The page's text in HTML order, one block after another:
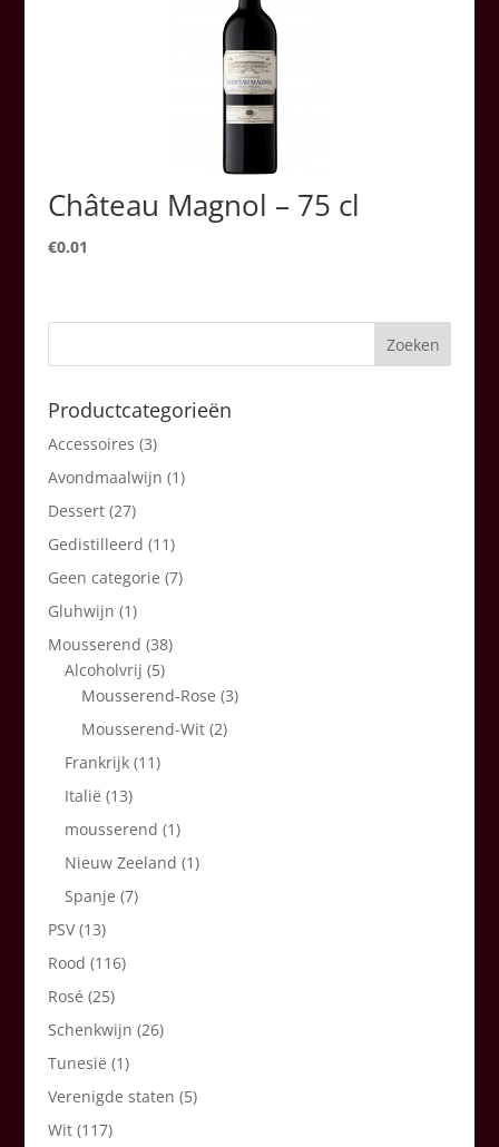
Château Magnol – 75 cl
€0.01
Productcategorieën
Accessoires (3)
Avondmaalwijn (1)
Dessert (27)
Gedistilleerd (11)
Geen categorie (7)
Gluhwijn (1)
Mousserend (38)
Alcoholvrij (5)
Mousserend-Rose (3)
Mousserend-Wit (2)
Frankrijk (11)
Italië (13)
mousserend (1)
Nieuw Zeeland (1)
Spanje (7)
PSV (13)
Rood (116)
Rosé (25)
Schenkwijn (26)
Tunesië (1)
Verenigde staten (5)
Wit (117)